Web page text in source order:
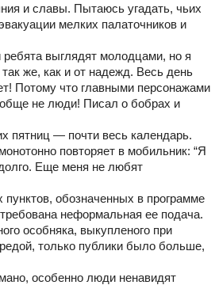
и славы. Пытаюсь угадать, чьих
мелких палаточников и
выглядят молодцами, но я
же, как и от надежд. Весь день
Потому что главными персонажами
не люди! Писал о бобрах и
пятниц — почти весь календарь.
повторяет в мобильник: “Я
Еще меня не любят
обозначенных в программе
неформальная ее подача.
особняка, выкупленого при
только публики было больше,
особенно люди ненавидят